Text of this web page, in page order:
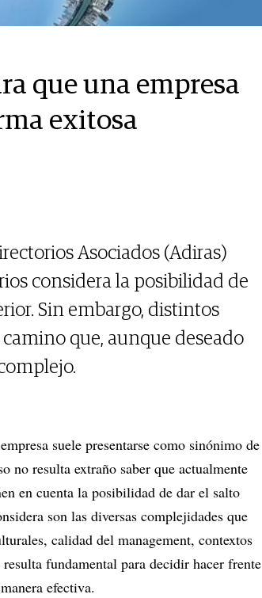
que una empresa
exitosa
Asociados (Adiras)
considera la posibilidad de
Sin embargo, distintos
que, aunque deseado
suele presentarse como sinónimo de
no resulta extraño saber que actualmente
en cuenta la posibilidad de dar el salto
son las diversas complejidades que
calidad del management, contextos
fundamental para decidir hacer frente
efectiva.